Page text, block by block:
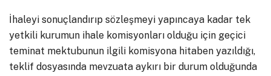
İhaleyi sonuçlandırıp sözleşmeyi yapıncaya kadar tek
yetkili kurumun ihale komisyonları olduğu için geçici
teminat mektubunun ilgili komisyona hitaben yazıldığı,
teklif dosyasında mevzuata aykırı bir durum olduğunda